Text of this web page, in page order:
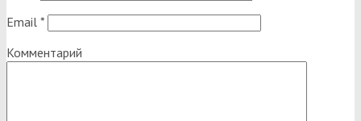
Email *
Комментарий